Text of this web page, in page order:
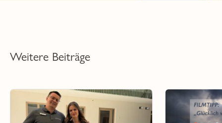
Weitere Beiträge